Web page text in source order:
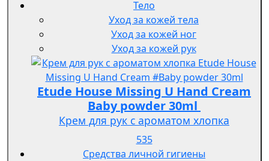
Тело
Уход за кожей тела
Уход за кожей ног
Уход за кожей рук
Etude House Missing U Hand Cream
Baby powder 30ml
Крем для рук с ароматом хлопка
535
Средства личной гигиены